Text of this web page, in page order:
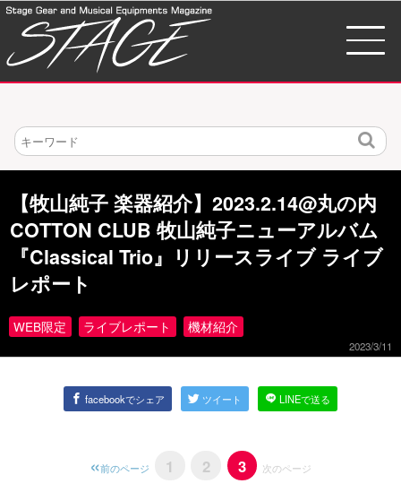
検
【牧山純子 楽器紹介】2023.2.14@丸の内
COTTON CLUB 牧山純子ニューアルバム
『Classical Trio』リリースライブ ライブ
レポート
WEB限定 ライブレポート 機材紹介
2023/3/11
facebookでシェア ツイート LINEで送る
前のページ 1 2 3 次のページ